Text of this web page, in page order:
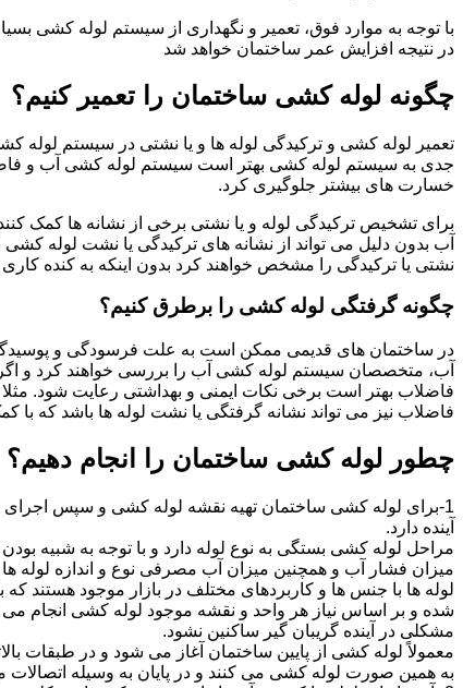
با توجه به موارد فوق، تعمیر و نگهداری از سیستم لوله کشی
در نتیجه افزایش عمر ساختمان خواهد شد
چگونه لوله کشی ساختمان را تعمیر کنیم؟
تعمیر لوله کشی و ترکیدگی لوله ها و یا نشتی در سیستم لوله
جدی به سیستم لوله کشی بهتر است سیستم لوله کشی آب و
خسارت های بیشتر جلوگیری کرد.
برای تشخیص ترکیدگی لوله و یا نشتی برخی از نشانه ها کمک
آب بدون دلیل می تواند از نشانه های ترکیدگی یا نشت لوله
نشتی یا ترکیدگی را مشخص خواهند کرد بدون اینکه به کنده کاری
چگونه گرفتگی لوله کشی را برطرق کنیم؟
در ساختمان های قدیمی ممکن است به علت فرسودگی و
آب، متخصصان سیستم لوله کشی آب را بررسی خواهند کرد و
فاضلاب بهتر است برخی نکات ایمنی و بهداشتی رعایت شود. مثلا
فاضلاب نیز می تواند نشانه گرفتگی یا نشت لوله ها باشد که
چطور لوله کشی ساختمان را انجام دهیم؟
1-برای لوله کشی ساختمان تهیه نقشه لوله کشی و سپس اجرای
آینده دارد.
مراحل لوله کشی بستگی به نوع لوله دارد و با توجه به شبیه بودن
میزان فشار آب و همچنین میزان آب مصرفی نوع و اندازه لوله
لوله ها با جنس ها و کاربردهای مختلف در بازار موجود هستند
شده و بر اساس نیاز هر واحد و نقشه موجود لوله کشی انجام
مشکلی در آینده گریبان گیر ساکنین نشود.
معمولاً لوله کشی از پایین ساختمان آغاز می شود و در طبقات
به همین صورت لوله کشی می کنند و در پایان به وسیله اتصالات